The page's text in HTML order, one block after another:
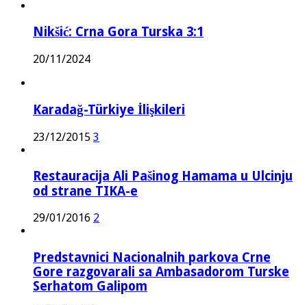
Nikšić: Crna Gora Turska 3:1
20/11/2024
Karadağ-Türkiye İlişkileri
23/12/2015 3
Restauracija Ali Pašinog Hamama u Ulcinju
od strane TIKA-e
29/01/2016 2
Predstavnici Nacionalnih parkova Crne
Gore razgovarali sa Ambasadorom Turske
Serhatom Galipom